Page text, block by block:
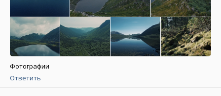
Фотографии
Ответить